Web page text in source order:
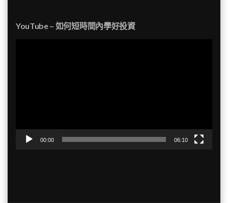
YouTube – 如何短時間內學好投資
00:00 06:10